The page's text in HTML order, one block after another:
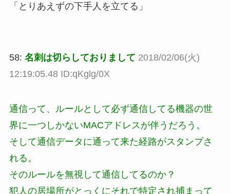
「とりあえずの下手人を立てる」
58: 名刺は切らしておりまして 2018/02/06(火)
12:19:05.48 ID:qKglg/0X
通信って、ルールとして必ず通信してる機器の世
界に一つしかないMACアドレスが伴うだろう。
そして通信データに通って来た経路がスタンプさ
れる。
そのルールを無視して通信してるのか？
犯人の居場所がとっくにそれで特定され捕まって